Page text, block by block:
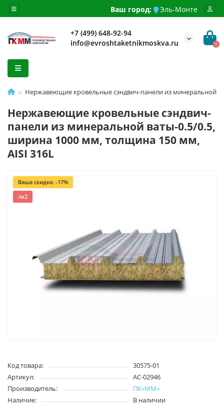
Ваш город: Эль-Монте
+7 (499) 648-92-94
info@evroshtaketnikmoskva.ru
0
Нержавеющие кровельные сэндвич-панели из минеральной
Нержавеющие кровельные сэндвич-
панели из минеральной ваты-0.5/0.5,
ширина 1000 мм, толщина 150 мм,
AISI 316L
Ваша скидка: -17%
/м2
Код товара:
30575-01
Артикул:
AC-02946
Производитель:
ПК«ММ»
Наличие:
В наличии